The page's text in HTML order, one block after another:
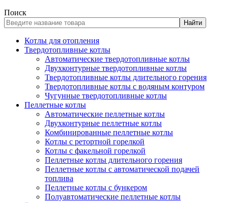
Поиск
Найти
Котлы для отопления
Твердотопливные котлы
Автоматические твердотопливные котлы
Двухконтурные твердотопливные котлы
Твердотопливные котлы длительного горения
Твердотопливные котлы с водяным контуром
Чугунные твердотопливные котлы
Пеллетные котлы
Автоматические пеллетные котлы
Двухконтурные пеллетные котлы
Комбинированные пеллетные котлы
Котлы с ретортной горелкой
Котлы с факельной горелкой
Пеллетные котлы длительного горения
Пеллетные котлы с автоматической подачей
топлива
Пеллетные котлы с бункером
Полуавтоматические пеллетные котлы